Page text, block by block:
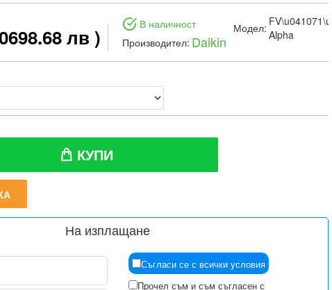
лв )
В наличност
Производител: Daikin
Модел: Alpha
КУПИ
На изплащане
Съгласи се с всички условия
Прочел съм и съм съгласен с